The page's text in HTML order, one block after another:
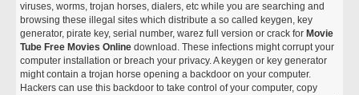
viruses, worms, trojan horses, dialers, etc while you are searching and
browsing these illegal sites which distribute a so called keygen, key
generator, pirate key, serial number, warez full version or crack for Movie
Tube Free Movies Online download. These infections might corrupt your
computer installation or breach your privacy. A keygen or key generator
might contain a trojan horse opening a backdoor on your computer.
Hackers can use this backdoor to take control of your computer, copy